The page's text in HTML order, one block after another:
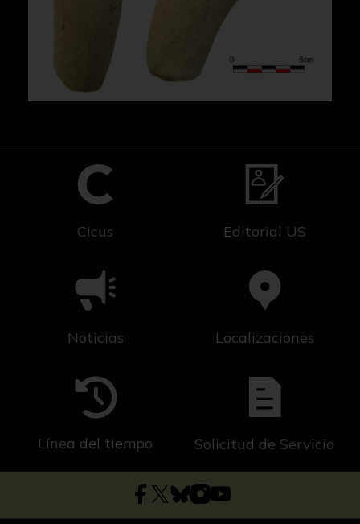
Cicus Editorial US
Noticias Localizaciones
Línea del tiempo Solicitud de Servicio